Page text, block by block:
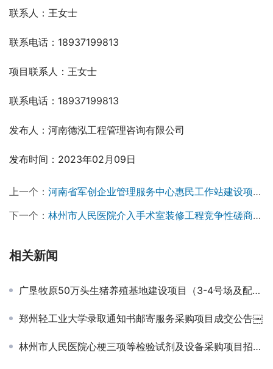
联系人：王女士
联系电话：18937199813
项目联系人：王女士
联系电话：18937199813
发布人：河南德泓工程管理咨询有限公司
发布时间：2023年02月09日
上一个： 河南省军创企业管理服务中心惠民工作站建设项目竣工验收服务单位遴选入围项目-评审结果公示￼
下一个： 林州市人民医院介入手术室装修工程竞争性磋商公告￼
相关新闻
广垦牧原50万头生猪养殖基地建设项目（3-4号场及配套工程）工程总承包中标候选人公示（二标段）
郑州轻工业大学录取通知书邮寄服务采购项目成交公告￼
林州市人民医院心梗三项等检验试剂及设备采购项目招标公告